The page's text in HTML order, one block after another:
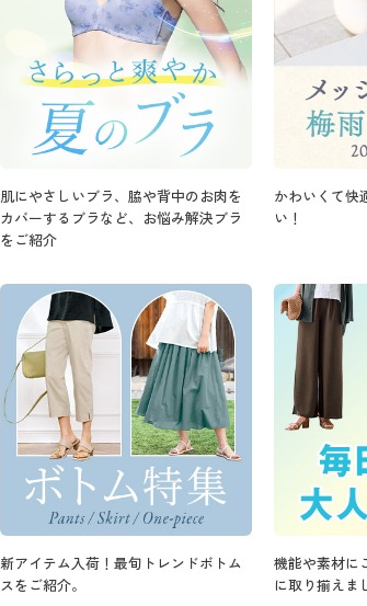
肌にやさしいブラ、脇や背中のお肉を
カバーするブラなど、お悩み解決ブラ
をご紹介
かわいくて快
い！
新アイテム入荷！最旬トレンドボトム
スをご紹介。
機能や素材に
に取り揃えま